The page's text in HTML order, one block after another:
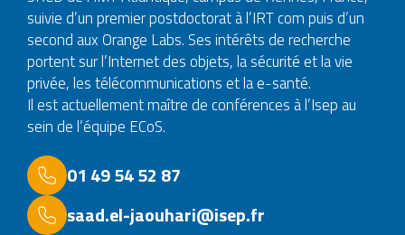
suivie d’un premier postdoctorat à l’IRT com puis d’un
second aux Orange Labs. Ses intérêts de recherche
portent sur l’Internet des objets, la sécurité et la vie
privée, les télécommunications et la e-santé.
Il est actuellement maître de conférences à l’Isep au
sein de l’équipe ECoS.
01 49 54 52 87
saad.el-jaouhari@isep.fr